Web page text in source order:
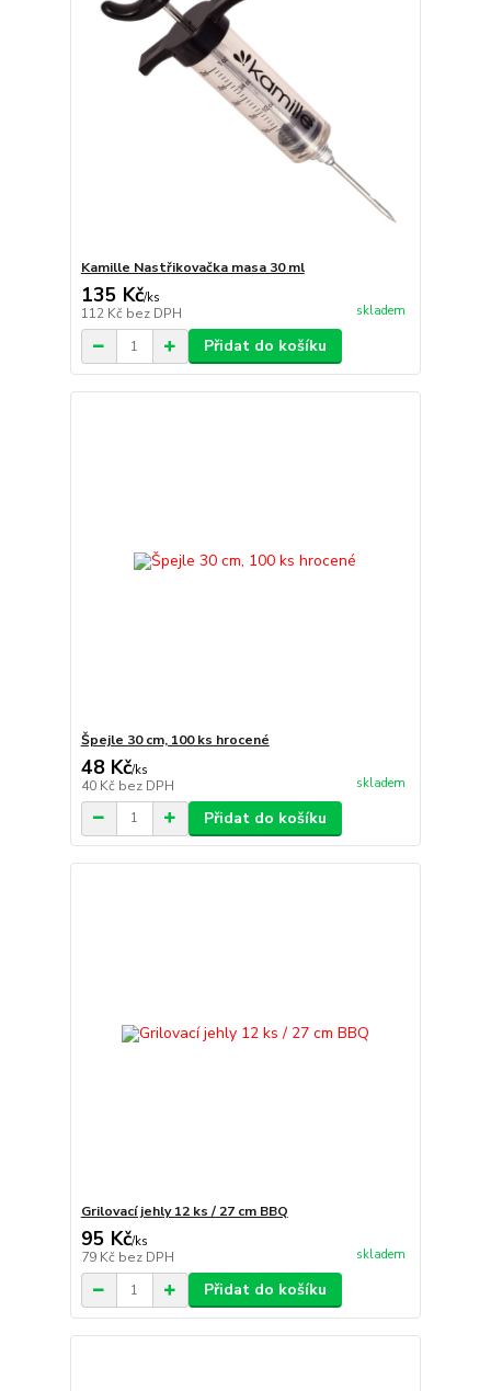
Kamille Nastřikovačka masa 30 ml
135 Kč/ks
112 Kč bez DPH skladem
Přidat do košíku
Špejle 30 cm, 100 ks hrocené
48 Kč/ks
40 Kč bez DPH skladem
Přidat do košíku
Grilovací jehly 12 ks / 27 cm BBQ
95 Kč/ks
79 Kč bez DPH skladem
Přidat do košíku